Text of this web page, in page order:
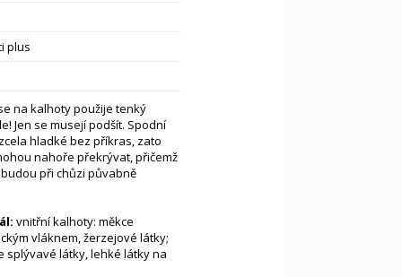
plus
na kalhoty použije tenký
Jen se musejí podšít. Spodní
hladké bez příkras, zato
nahoře překrývat, přičemž
při chůzi půvabně
vnitřní kalhoty: měkce
vláknem, žerzejové látky;
splývavé látky, lehké látky na